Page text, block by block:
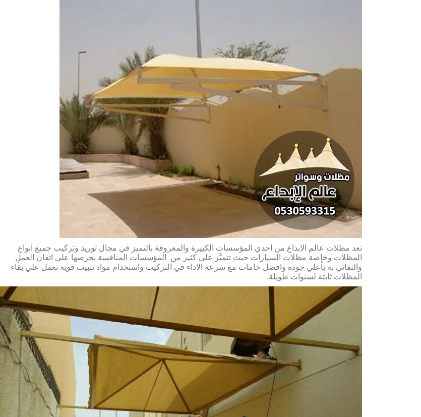
تعد مظلات عالم الابداع من احدي المؤسسات الكبيرة والمعروفة بالتميز في مجال توريد وتركيب جميع انواع
المظلات وخاصة مظلات السيارات حيث تتميَّز على كثير من المؤسسات المنافسة بحرصها علي اتقان العملِ
والتفاني به بأعلي جودة وافضل خامات مع سرعة الاداء في التركيب واستخدام مواد تثبيت قويه تعمل علي بقاء
المظلات ثابتة لسنوات طويلة.